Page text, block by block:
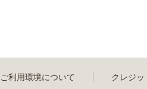
ご利用環境について クレジ